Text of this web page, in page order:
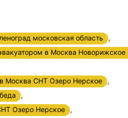
московская область ,
в Москва Новорижское
Москва СНТ Озеро Нерское ,
,
Озеро Нерское ,